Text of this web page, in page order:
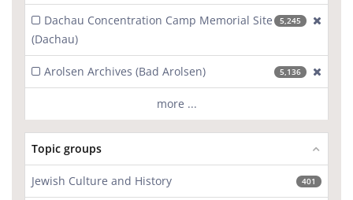
Dachau Concentration Camp Memorial Site
(Dachau)
5,245
Arolsen Archives (Bad Arolsen) 5,136
more ...
Topic groups
Jewish Culture and History 401